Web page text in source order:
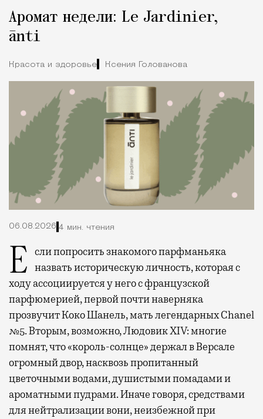
Город
Аромат недели: Le Jardinier,
ānti
Красота и здоровье Ксения Голованова
06.08.2026 4 мин. чтения
Если попросить знакомого парфманьяка назвать историческую личность, которая с
ходу ассоциируется у него с французской
парфюмерией, первой почти наверняка
прозвучит Коко Шанель, мать легендарных Chanel
№5. Вторым, возможно, Людовик XIV: многие
помнят, что «король-солнце» держал в Версале
огромный двор, насквозь пропитанный
цветочными водами, душистыми помадами и
ароматными пудрами. Иначе говоря, средствами
для нейтрализации вони, неизбежной при